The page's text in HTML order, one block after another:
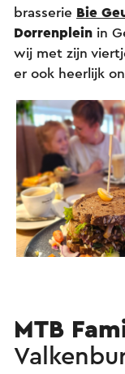
brasserie Bie
Dorrenplein in
wij met zijn
er ook heerlijk
MTB